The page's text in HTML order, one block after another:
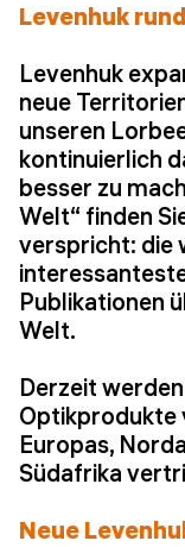
Levenhuk
Levenhuk
neue
unseren
kontinuierlich
besser zu
Welt“ finden
verspricht: die
Publikationen
Welt.
Derzeit
Optikprodukte
Europas,
Südafrika
Neue